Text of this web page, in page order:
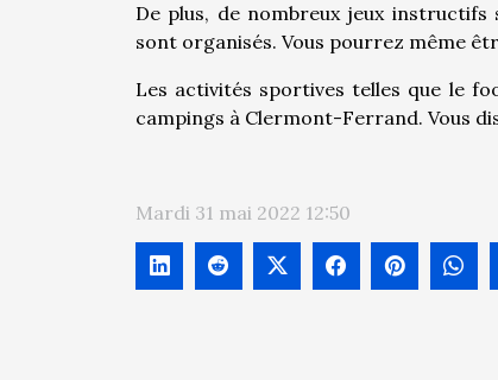
De plus, de nombreux jeux
sont organisés. Vous pourrez même
Les activités sportives telles que le
campings à Clermont-Ferrand. Vous
Mardi 31 mai 2022 12:50